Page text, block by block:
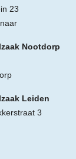
23
Nootdorp
Leiden
3